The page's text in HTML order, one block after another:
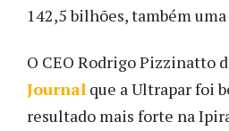
142,5 bilhões, também
O CEO Rodrigo Pizzinatto
Journal que a Ultrapar foi
resultado mais forte na